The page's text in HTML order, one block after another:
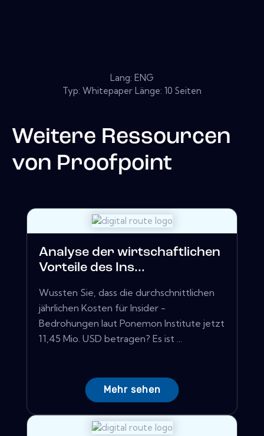
Lang: ENG
Typ: Whitepaper Länge: 10 Seiten
Weitere Ressourcen
von Proofpoint
Analyse der wirtschaftlichen
Vorteile des Ins...
Wussten Sie, dass die durchschnittlichen
jährlichen Kosten für Insider -
Bedrohungen laut Ponemon Institute jetzt
11,45 Mio. USD betragen? Es ist ...
Mehr sehen